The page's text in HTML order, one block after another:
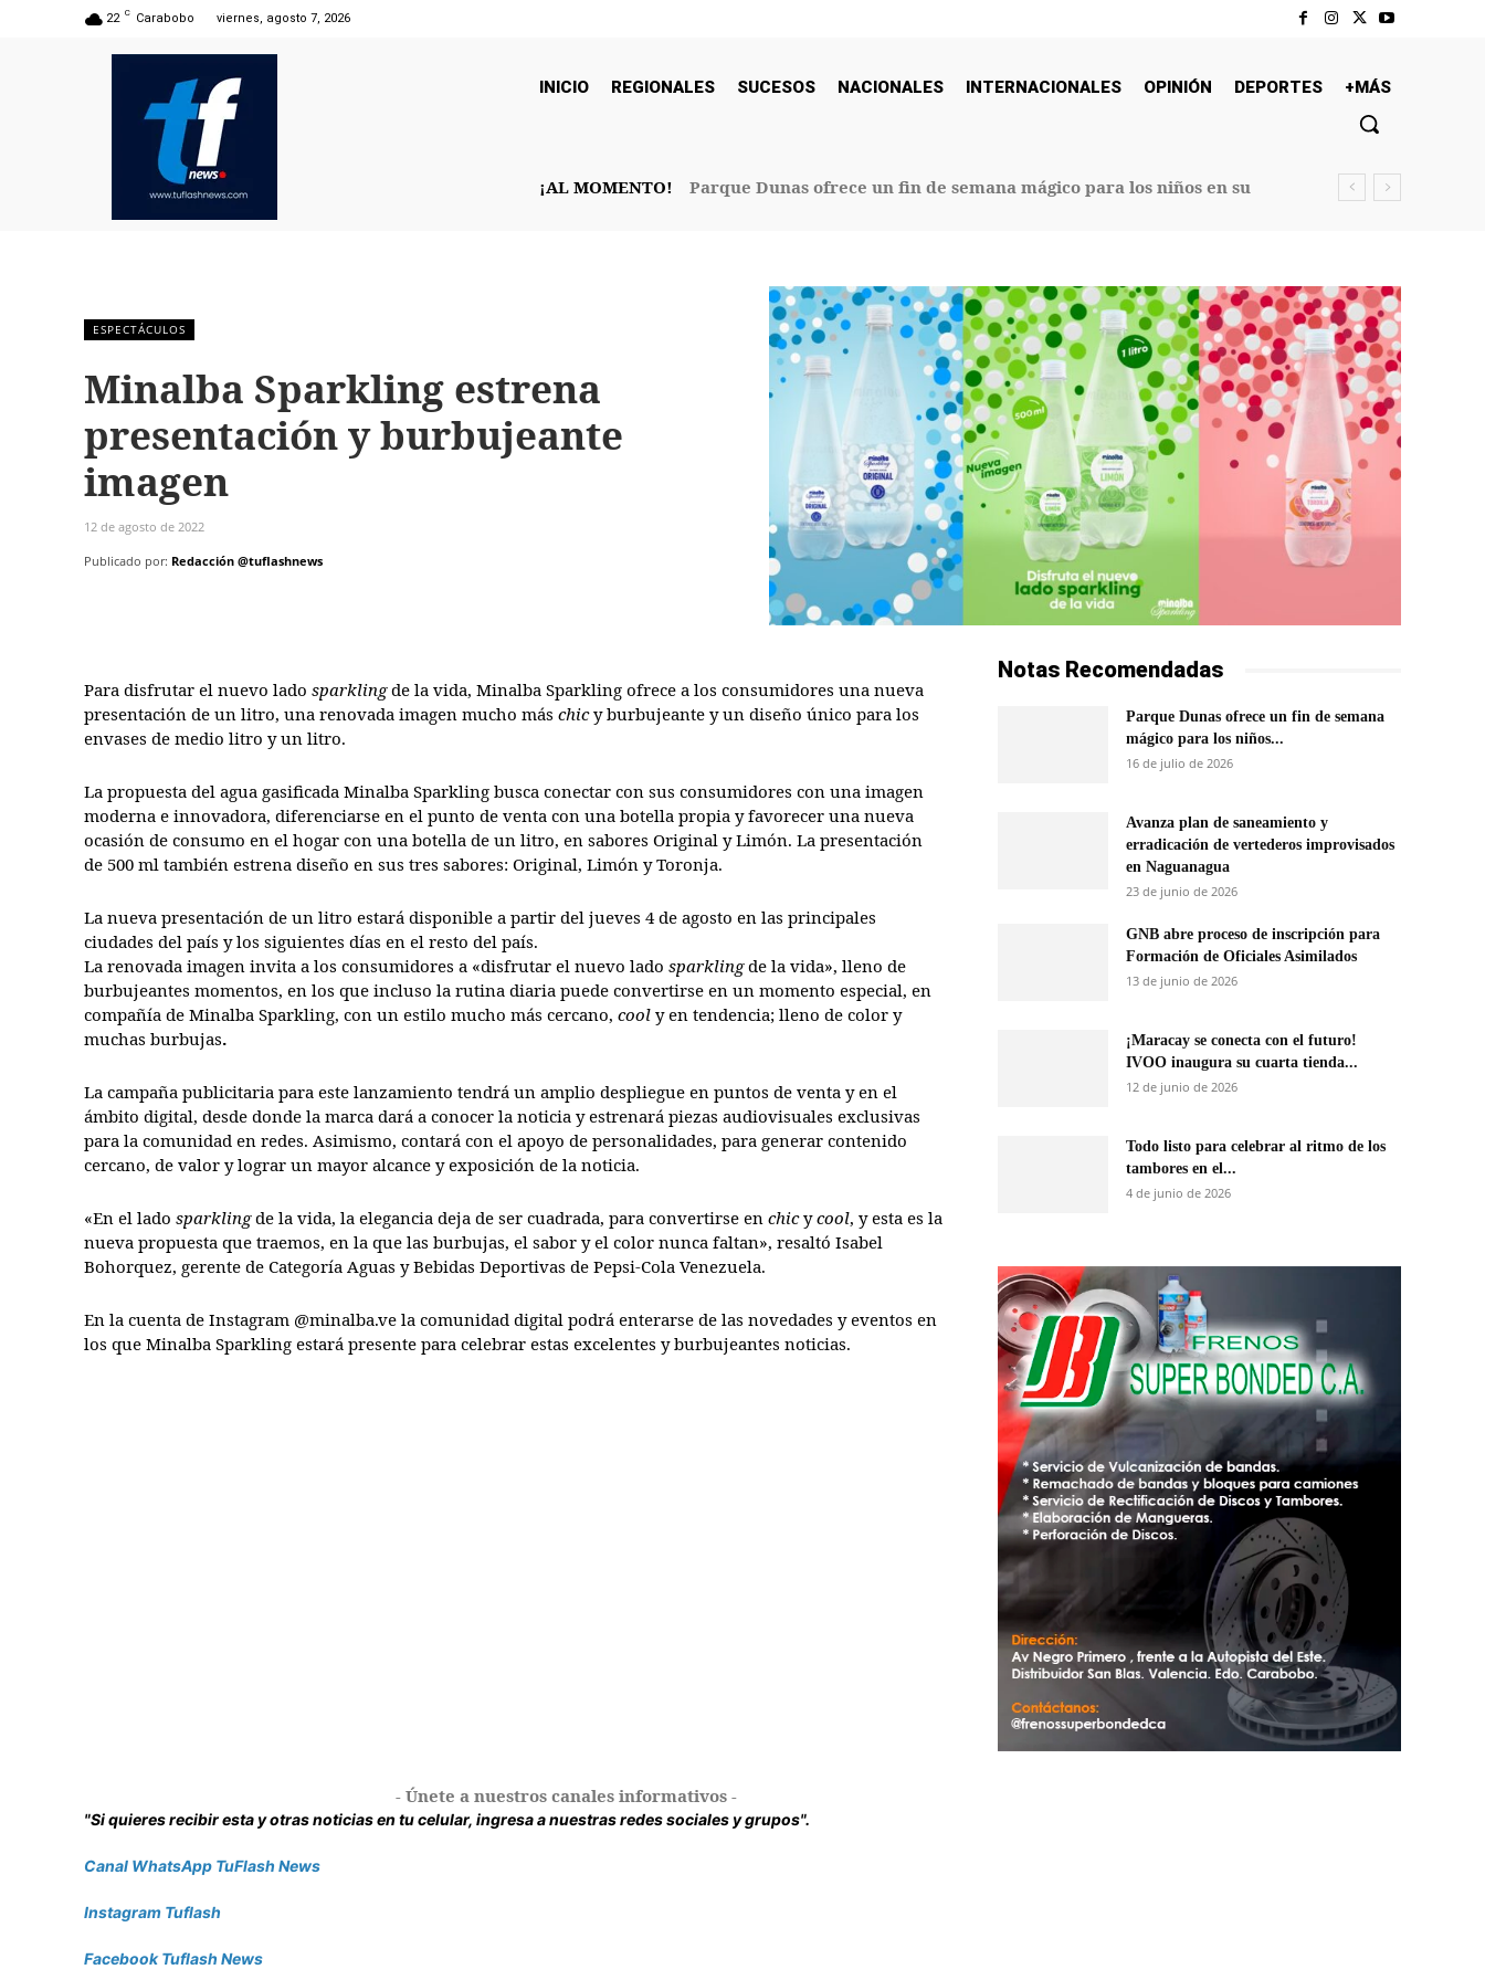
22 C Carabobo viernes, agosto 7, 2026
INICIO REGIONALES SUCESOS NACIONALES INTERNACIONALES OPINIÓN DEPORTES +MÁS
¡AL MOMENTO!
Parque Dunas ofrece un fin de semana mágico para los niños en su
ESPECTÁCULOS
Minalba Sparkling estrena
presentación y burbujeante
imagen
12 de agosto de 2022
Publicado por: Redacción @tuflashnews
Para disfrutar el nuevo lado sparklingde la vida, Minalba Sparkling ofrece a los consumidores una nueva
presentación de un litro, una renovada imagen mucho más chicy burbujeante y un diseño único para los
envases de medio litro y un litro.
La propuesta del agua gasificada Minalba Sparkling busca conectar con sus consumidores con una imagen
moderna e innovadora, diferenciarse en el punto de venta con una botella propia y favorecer una nueva
ocasión de consumo en el hogar con una botella de un litro, en sabores Original y Limón. La presentación
de 500 ml también estrena diseño en sus tres sabores: Original, Limón y Toronja.
La nueva presentación de un litro estará disponible a partir del jueves 4 de agosto en las principales
ciudades del país y los siguientes días en el resto del país.
La renovada imagen invita a los consumidores a «disfrutar el nuevo lado sparklingde la vida», lleno de
burbujeantes momentos, en los que incluso la rutina diaria puede convertirse en un momento especial, en
compañía de Minalba Sparkling, con un estilo mucho más cercano, cool y en tendencia; lleno de color y
muchas burbujas.
La campaña publicitaria para este lanzamiento tendrá un amplio despliegue en puntos de venta y en el
ámbito digital, desde donde la marca dará a conocer la noticia y estrenará piezas audiovisuales exclusivas
para la comunidad en redes. Asimismo, contará con el apoyo de personalidades, para generar contenido
cercano, de valor y lograr un mayor alcance y exposición de la noticia.
«En el lado sparklingde la vida, la elegancia deja de ser cuadrada, para convertirse en chicycool, y esta es la
nueva propuesta que traemos, en la que las burbujas, el sabor y el color nunca faltan», resaltó Isabel
Bohorquez, gerente de Categoría Aguas y Bebidas Deportivas de Pepsi-Cola Venezuela.
En la cuenta de Instagram @minalba.ve la comunidad digital podrá enterarse de las novedades y eventos en
los que Minalba Sparkling estará presente para celebrar estas excelentes y burbujeantes noticias.
Notas Recomendadas
Parque Dunas ofrece un fin de semana
mágico para los niños...
16 de julio de 2026
Avanza plan de saneamiento y
erradicación de vertederos improvisados
en Naguanagua
23 de junio de 2026
GNB abre proceso de inscripción para
Formación de Oficiales Asimilados
13 de junio de 2026
¡Maracay se conecta con el futuro!
IVOO inaugura su cuarta tienda...
12 de junio de 2026
Todo listo para celebrar al ritmo de los
tambores en el...
4 de junio de 2026
- Únete a nuestros canales informativos -
"Si quieres recibir esta y otras noticias en tu celular, ingresa a nuestras redes sociales y grupos".
Canal WhatsApp TuFlash News
Instagram Tuflash
Facebook Tuflash News